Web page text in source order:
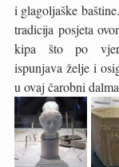
i glagoljaške
tradicija posjeta
kipa što po
ispunjava želje i
u ovaj čarobni